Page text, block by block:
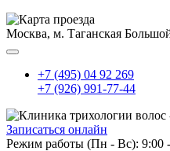
Москва, м. Таганская
+7 (495) 04 92 269
+7 (926) 991-77-44
Записаться онлайн
Режим работы (Пн - Вс): 9:00